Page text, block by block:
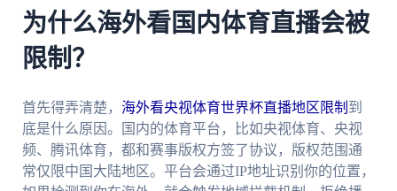
为什么海外看国内体育直播会被
限制？
首先得弄清楚， 海外看央视体育世界杯直播地区限制 到
底是什么原因。国内的体育平台，比如央视体育、央视
频、腾讯体育，都和赛事版权方签了协议，版权范围通
常仅限中国大陆地区。平台会通过IP地址识别你的位置，